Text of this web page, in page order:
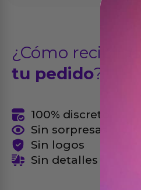
¿Cómo recibirás
tu pedido?
100% discreto
Sin sorpresas
Sin logos
Sin detalles